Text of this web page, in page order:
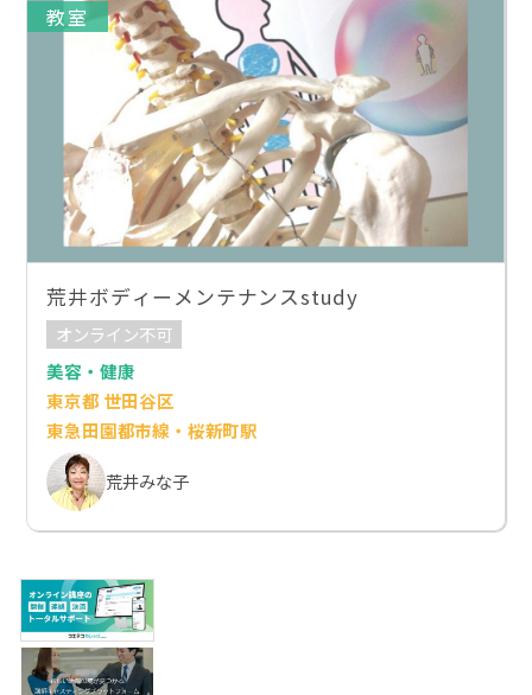
教室
荒井ボディーメンテナンスstudy
オンライン不可
美容・健康
東京都 世田谷区
東急田園都市線・桜新町駅
荒井みな子